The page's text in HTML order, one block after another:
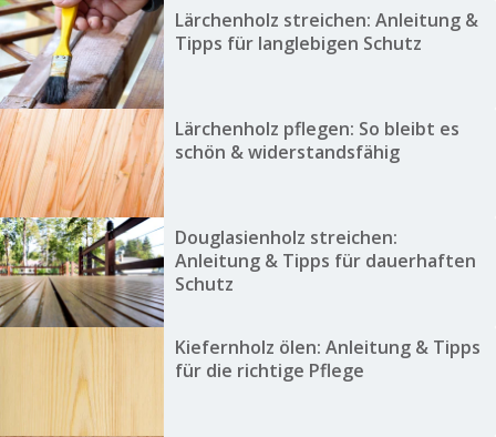
Lärchenholz streichen: Anleitung &
Tipps für langlebigen Schutz
Lärchenholz pflegen: So bleibt es
schön & widerstandsfähig
Douglasienholz streichen:
Anleitung & Tipps für dauerhaften
Schutz
Kiefernholz ölen: Anleitung & Tipps
für die richtige Pflege